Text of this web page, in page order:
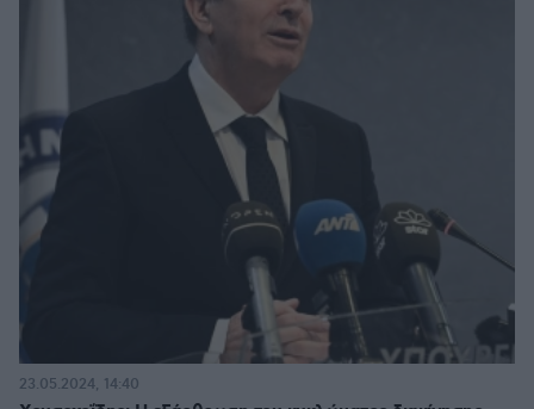
23.05.2024, 14:40